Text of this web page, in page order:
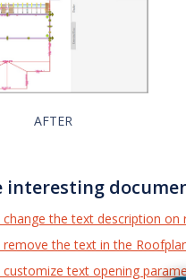
AFTER
interesting
the text description on
the text in the
text opening